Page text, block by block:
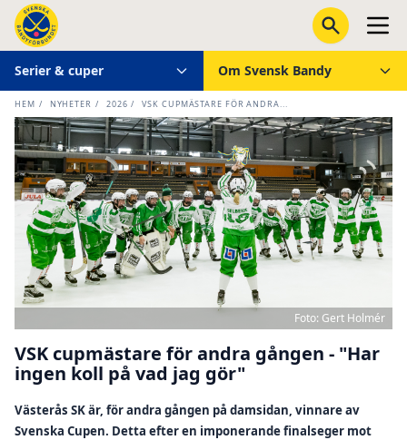
Serier & cuper Om Svensk Bandy
HEM / NYHETER / 2026 / VSK CUPMÄSTARE FÖR ANDRA...
Foto: Gert Holmér
VSK cupmästare för andra gången - "Har
ingen koll på vad jag gör"
Västerås SK är, för andra gången på damsidan, vinnare av
Svenska Cupen. Detta efter en imponerande finalseger mot